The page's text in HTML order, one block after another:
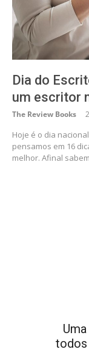
Dia do
um escritor
The Review Books
Hoje é o dia
pensamos em 16
melhor. Afinal
todos